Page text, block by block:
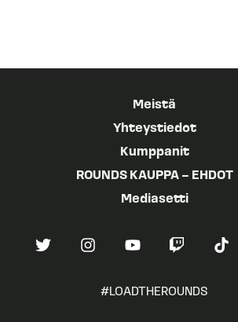
Meistä
Yhteystiedot
Kumppanit
ROUNDS KAUPPA – EHDOT
Mediasetti
#LOADTHEROUNDS